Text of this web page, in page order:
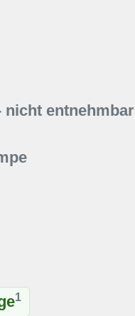
nicht entnehmbar
1